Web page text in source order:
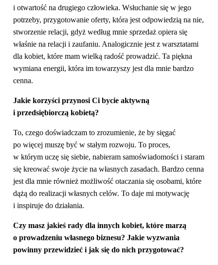
i otwartość na drugiego człowieka. Wsłuchanie się w jego
potrzeby, przygotowanie oferty, która jest odpowiedzią na nie,
stworzenie relacji, gdyż według mnie sprzedaż opiera się
właśnie na relacji i zaufaniu. Analogicznie jest z warsztatami
dla kobiet, które mam wielką radość prowadzić. Ta piękna
wymiana energii, która im towarzyszy jest dla mnie bardzo
cenna.
Jakie korzyści przynosi Ci bycie aktywną
i przedsiębiorczą kobietą?
To, czego doświadczam to zrozumienie, że by sięgać
po więcej muszę być w stałym rozwoju. To proces,
w którym uczę się siebie, nabieram samoświadomości i staram
się kreować swoje życie na własnych zasadach. Bardzo cenna
jest dla mnie również możliwość otaczania się osobami, które
dążą do realizacji własnych celów. To daje mi motywację
i inspiruje do działania.
Czy masz jakieś rady dla innych kobiet, które marzą
o prowadzeniu własnego biznesu? Jakie wyzwania
powinny przewidzieć i jak się do nich przygotować?